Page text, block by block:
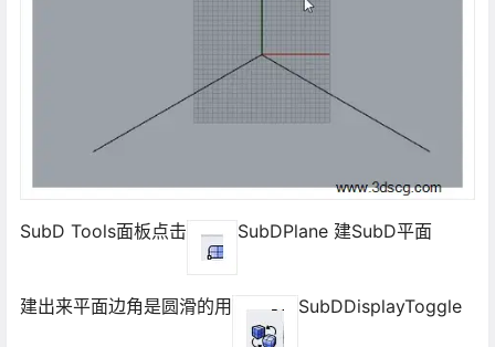
SubD Tools面板点击 SubDPlane 建SubD平面
建出来平面边角是圆滑的用 SubDDisplayToggle